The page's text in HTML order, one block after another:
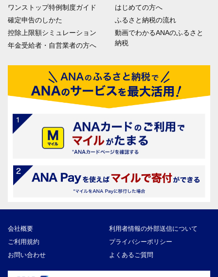
ワンストップ特例制度ガイド
確定申告のしかた
控除上限額シミュレーション
年金受給者・自営業者の方へ
はじめての方へ
ふるさと納税の流れ
動画でわかるANAのふるさと
納税
会社概要
利用者情報の外部送信について
ご利用規約
プライバシーポリシー
お問い合わせ
よくあるご質問